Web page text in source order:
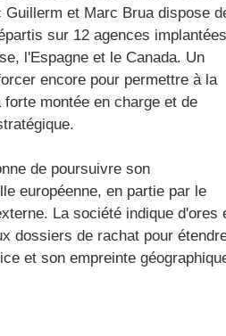
Guillerm et Marc Brua dispose
sur 12 agences implantées
l'Espagne et le Canada. Un
encore pour permettre à la
montée en charge et de
de poursuivre son
européenne, en partie par le
La société indique d'ores
dossiers de rachat pour
et son empreinte